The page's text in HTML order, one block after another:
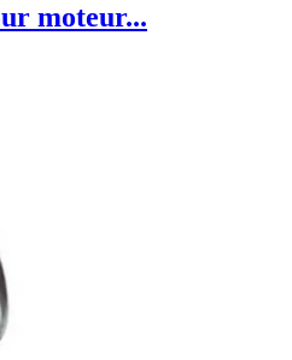
moteur...